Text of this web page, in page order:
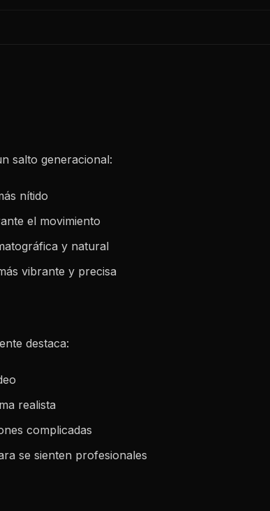
salto generacional:
nítido
el movimiento
y natural
vibrante y precisa
destaca:
realista
complicadas
se sienten profesionales